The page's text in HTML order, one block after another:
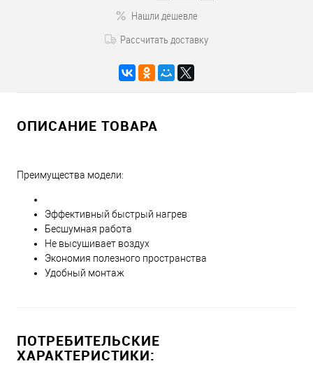
Нашли дешевле
Рассчитать доставку
ОПИСАНИЕ ТОВАРА
Преимущества модели:
Эффективный быстрый нагрев
Бесшумная работа
Не высушивает воздух
Экономия полезного пространства
Удобный монтаж
ПОТРЕБИТЕЛЬСКИЕ
ХАРАКТЕРИСТИКИ: